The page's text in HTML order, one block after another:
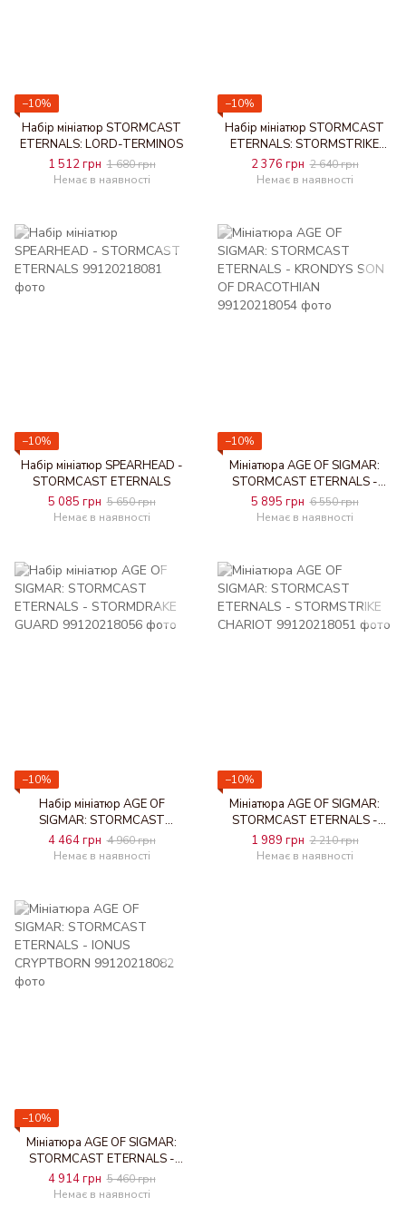
−10%
Набір мініатюр STORMCAST
ETERNALS: LORD-TERMINOS
1 512 грн 1 680 грн
Немає в наявності
−10%
Набір мініатюр STORMCAST
ETERNALS: STORMSTRIKE
PALLADORS
2 376 грн 2 640 грн
Немає в наявності
−10%
Набір мініатюр SPEARHEAD -
STORMCAST ETERNALS
5 085 грн 5 650 грн
Немає в наявності
−10%
Мініатюра AGE OF SIGMAR:
STORMCAST ETERNALS -
KRONDYS SON OF
DRACOTHIAN
5 895 грн 6 550 грн
Немає в наявності
−10%
Набір мініатюр AGE OF
SIGMAR: STORMCAST
ETERNALS - STORMDRAKE
GUARD
4 464 грн 4 960 грн
Немає в наявності
−10%
Мініатюра AGE OF SIGMAR:
STORMCAST ETERNALS -
STORMSTRIKE CHARIOT
1 989 грн 2 210 грн
Немає в наявності
−10%
Мініатюра AGE OF SIGMAR:
STORMCAST ETERNALS -
IONUS CRYPTBORN
4 914 грн 5 460 грн
Немає в наявності